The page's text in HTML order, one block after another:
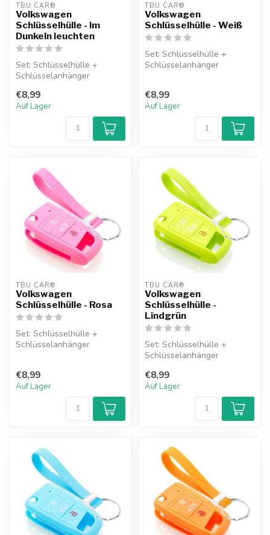
TBU CAR®
Volkswagen
Schlüsselhülle - Im
Dunkeln leuchten
Set: Schlüsselhülle +
Schlüsselanhänger
€8,99
Auf Lager
TBU CAR®
Volkswagen
Schlüsselhülle - Weiß
Set: Schlüsselhülle +
Schlüsselanhänger
€8,99
Auf Lager
TBU CAR®
Volkswagen
Schlüsselhülle - Rosa
Set: Schlüsselhülle +
Schlüsselanhänger
€8,99
Auf Lager
TBU CAR®
Volkswagen
Schlüsselhülle -
Lindgrün
Set: Schlüsselhülle +
Schlüsselanhänger
€8,99
Auf Lager